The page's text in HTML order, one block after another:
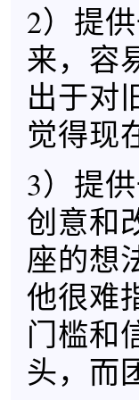
2）提
来，容
出于对
觉得现
3）提
创意和
座的想
他很难
门槛和
头，而